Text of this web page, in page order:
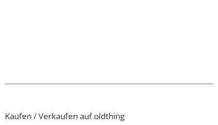
Kaufen / Verkaufen auf oldthing